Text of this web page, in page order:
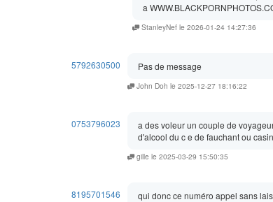
a
StanleyNef le 2026-01-24 14:27:36
5792630500 Pas de message
John Doh le 2025-12-27 18:16:22
0753796023
a des voleur un couple de
d'alcool du c e de fauchant ou
gille le 2025-03-29 15:50:35
8195701546 qui donc ce numéro appel sans